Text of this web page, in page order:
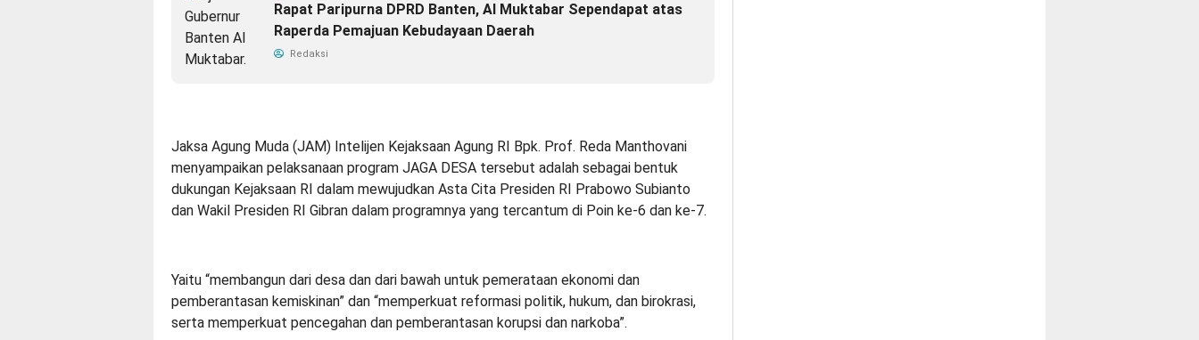
Rapat Paripurna DPRD Banten, Al Muktabar Sependapat atas
Raperda Pemajuan Kebudayaan Daerah
Redaksi
Jaksa Agung Muda (JAM) Intelijen Kejaksaan Agung RI Bpk. Prof. Reda Manthovani
menyampaikan pelaksanaan program JAGA DESA tersebut adalah sebagai bentuk
dukungan Kejaksaan RI dalam mewujudkan Asta Cita Presiden RI Prabowo Subianto
dan Wakil Presiden RI Gibran dalam programnya yang tercantum di Poin ke-6 dan ke-7.
Yaitu “membangun dari desa dan dari bawah untuk pemerataan ekonomi dan
pemberantasan kemiskinan” dan “memperkuat reformasi politik, hukum, dan birokrasi,
serta memperkuat pencegahan dan pemberantasan korupsi dan narkoba”.